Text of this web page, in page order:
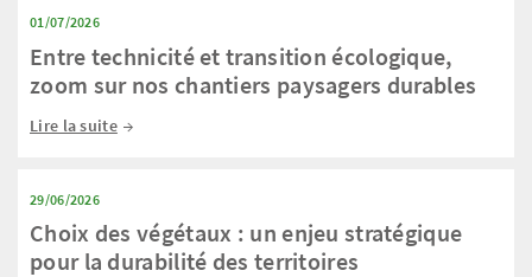
01/07/2026
Entre technicité et transition écologique,
zoom sur nos chantiers paysagers durables
Lire la suite
29/06/2026
Choix des végétaux : un enjeu stratégique
pour la durabilité des territoires